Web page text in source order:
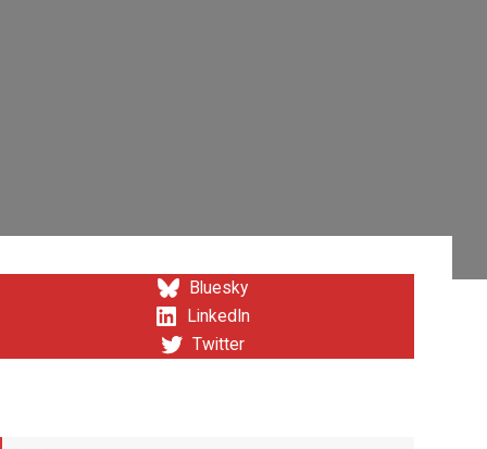
Bluesky
LinkedIn
Twitter